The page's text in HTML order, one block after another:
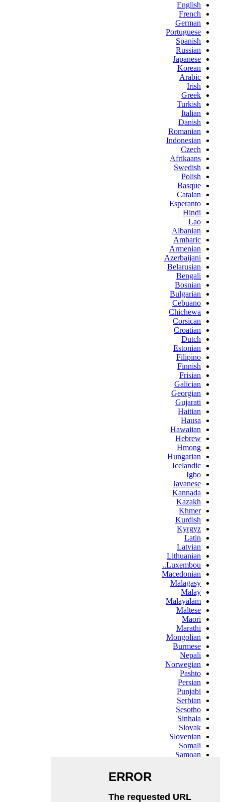
English
French
German
Portuguese
Spanish
Russian
Japanese
Korean
Arabic
Irish
Greek
Turkish
Italian
Danish
Romanian
Indonesian
Czech
Afrikaans
Swedish
Polish
Basque
Catalan
Esperanto
Hindi
Lao
Albanian
Amharic
Armenian
Azerbaijani
Belarusian
Bengali
Bosnian
Bulgarian
Cebuano
Chichewa
Corsican
Croatian
Dutch
Estonian
Filipino
Finnish
Frisian
Galician
Georgian
Gujarati
Haitian
Hausa
Hawaiian
Hebrew
Hmong
Hungarian
Icelandic
Igbo
Javanese
Kannada
Kazakh
Khmer
Kurdish
Kyrgyz
Latin
Latvian
Lithuanian
Luxembou..
Macedonian
Malagasy
Malay
Malayalam
Maltese
Maori
Marathi
Mongolian
Burmese
Nepali
Norwegian
Pashto
Persian
Punjabi
Serbian
Sesotho
Sinhala
Slovak
Slovenian
Somali
Samoan
Swahili